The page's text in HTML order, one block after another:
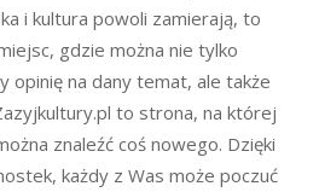
i kultura powoli zamierają, to
gdzie można nie tylko
opinię na dany temat, ale także
to strona, na której
znaleźć coś nowego. Dzięki
każdy z Was może poczuć